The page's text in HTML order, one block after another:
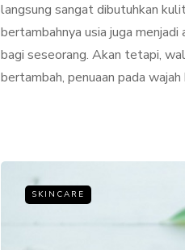
langsung sangat dibutuhkan
bertambahnya usia juga menjadi
bagi seseorang. Akan tetapi,
bertambah, penuaan pada
SKINCARE